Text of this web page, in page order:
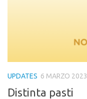
UPDATES 6 MARZO 2023
Distinta pasti